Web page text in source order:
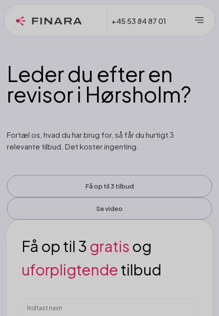
+45 53 84 87 01
Leder du efter en
revisor i Hørsholm?
Fortæl os, hvad du har brug for, så får du hurtigt 3
relevante tilbud. Det koster ingenting.
Få op til 3 tilbud
Se video
Få op til 3 gratis og
uforpligtende tilbud